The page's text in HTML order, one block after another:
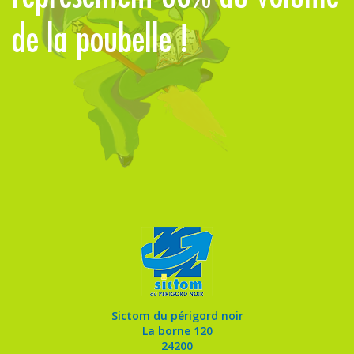
de la poubelle !
Sictom du périgord noir
La borne 120
24200